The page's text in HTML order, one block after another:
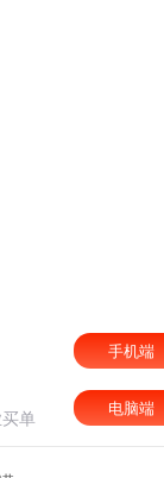
单
手机端
电脑端